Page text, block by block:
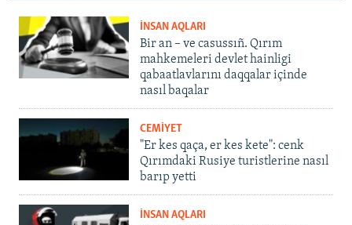
İNSAN AQLARI
Bir an – ve casussıñ. Qırım
mahkemeleri devlet hainligi
qabaatlavlarını daqqalar içinde
nasıl baqalar
CEMİYET
"Er kes qaça, er kes kete": cenk
Qırımdaki Rusiye turistlerine nasıl
barıp yetti
İNSAN AQLARI